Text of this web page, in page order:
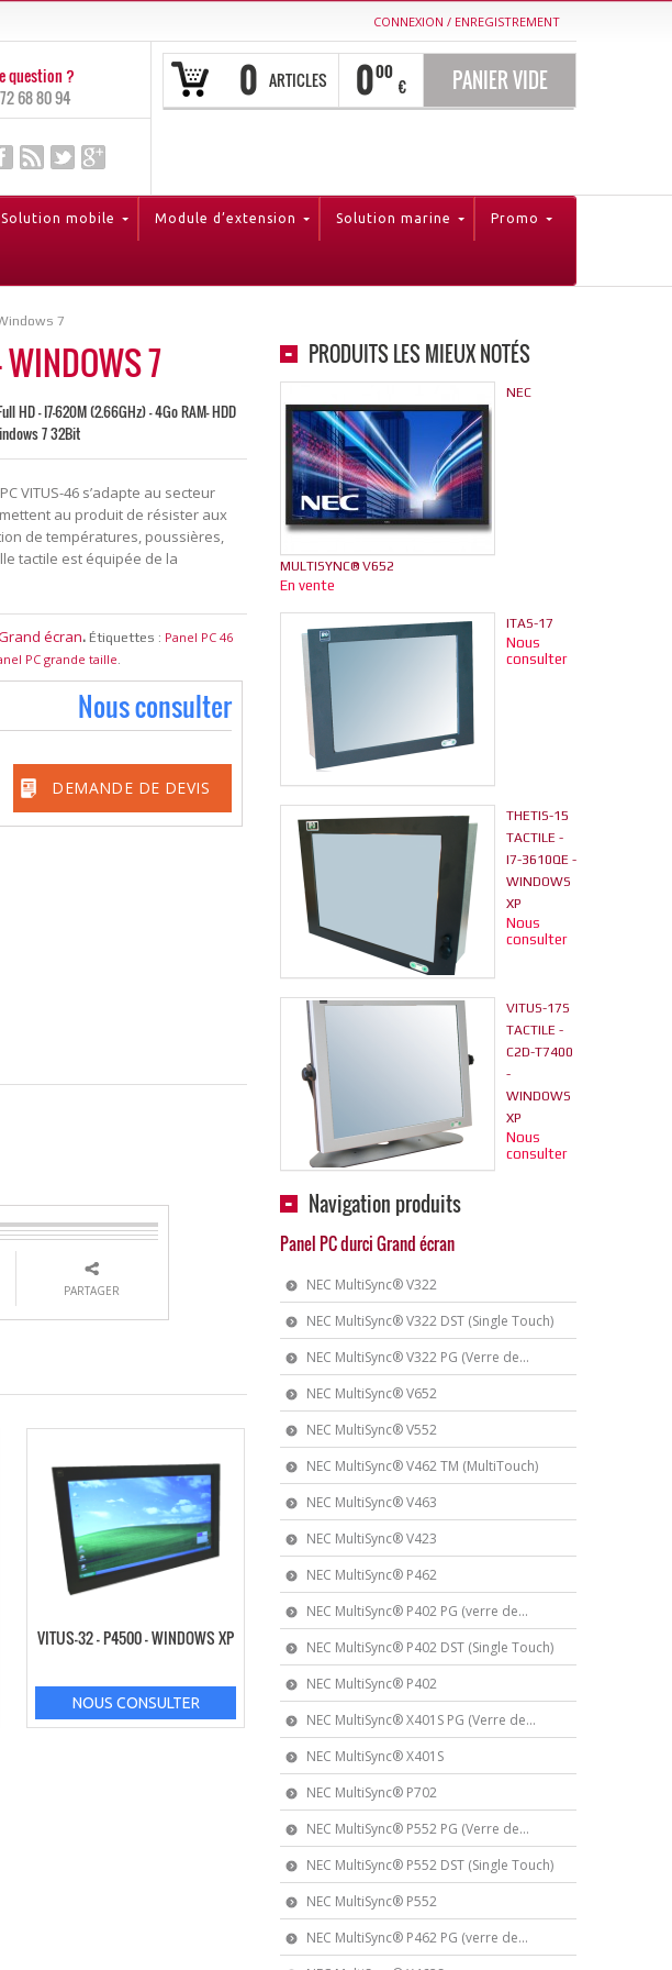
CONNEXION / ENREGISTREMENT
0 ARTICLES 000
€ PANIER VIDE
question ?
68 80 94
Solution mobile Module d’extension Solution marine Promo
7
7
HD - I7-620M (2.66GHz) - 4Go RAM- HDD
7 32Bit
VITUS-46 s’adapte au secteur
au produit de résister aux
de températures, poussières,
tactile est équipée de la
écran. Étiquettes : Panel PC 46
PC grande taille.
Nous consulter
DEMANDE DE DEVIS
PRODUITS LES MIEUX NOTÉS
NEC
MULTISYNC® V652
En vente
ITAS-17
Nous
consulter
THETIS-15
TACTILE -
I7-3610QE -
WINDOWS
XP
Nous
consulter
VITUS-17S
TACTILE -
C2D-T7400
-
WINDOWS
XP
Nous
consulter
Navigation produits
Panel PC durci Grand écran
NEC MultiSync® V322
NEC MultiSync® V322 DST (Single Touch)
NEC MultiSync® V322 PG (Verre de...
NEC MultiSync® V652
NEC MultiSync® V552
NEC MultiSync® V462 TM (MultiTouch)
NEC MultiSync® V463
NEC MultiSync® V423
NEC MultiSync® P462
NEC MultiSync® P402 PG (verre de...
NEC MultiSync® P402 DST (Single Touch)
NEC MultiSync® P402
NEC MultiSync® X401S PG (Verre de...
NEC MultiSync® X401S
NEC MultiSync® P702
NEC MultiSync® P552 PG (Verre de...
NEC MultiSync® P552 DST (Single Touch)
NEC MultiSync® P552
NEC MultiSync® P462 PG (verre de...
PARTAGER
VITUS-32 – P4500 – WINDOWS XP
NOUS CONSULTER